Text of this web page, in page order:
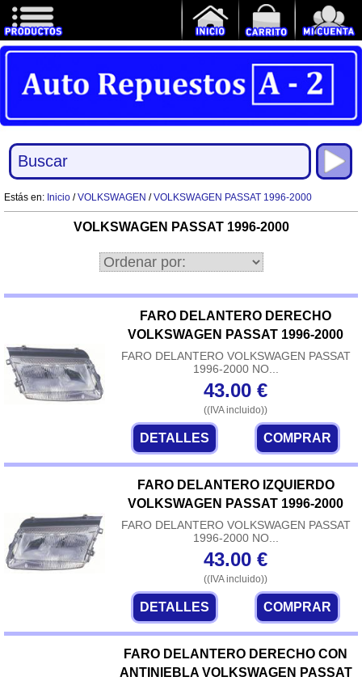
Estás en: Inicio /VOLKSWAGEN /VOLKSWAGEN PASSAT 1996-2000
VOLKSWAGEN PASSAT 1996-2000
FARO DELANTERO DERECHO
VOLKSWAGEN PASSAT 1996-2000
FARO DELANTERO VOLKSWAGEN PASSAT
1996-2000 NO...
43.00 €
((IVA incluido))
DETALLES COMPRAR
FARO DELANTERO IZQUIERDO
VOLKSWAGEN PASSAT 1996-2000
FARO DELANTERO VOLKSWAGEN PASSAT
1996-2000 NO...
43.00 €
((IVA incluido))
DETALLES COMPRAR
FARO DELANTERO DERECHO CON
ANTINIEBLA VOLKSWAGEN PASSAT